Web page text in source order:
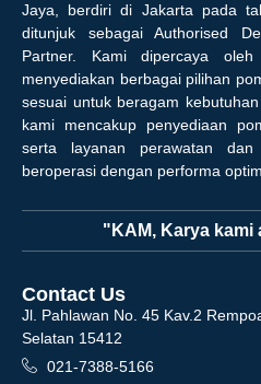
Jaya, berdiri di Jakarta pada
ditunjuk sebagai Authorised
Partner. Kami dipercaya
menyediakan berbagai pilihan
sesuai untuk beragam
kami mencakup penyediaan
serta layanan perawatan
beroperasi dengan performa
"KAM, Karya kami
Contact Us
Jl. Pahlawan No. 45 Kav.2
Selatan 15412
021-7388-5166